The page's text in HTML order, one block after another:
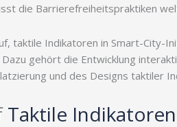
die Barrierefreiheitspraktiken
taktile Indikatoren in Smart-City-
gehört die Entwicklung
und des Designs taktiler
Taktile Indikatoren